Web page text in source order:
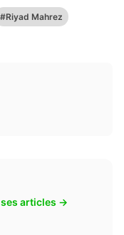
#Riyad Mahrez
articles →